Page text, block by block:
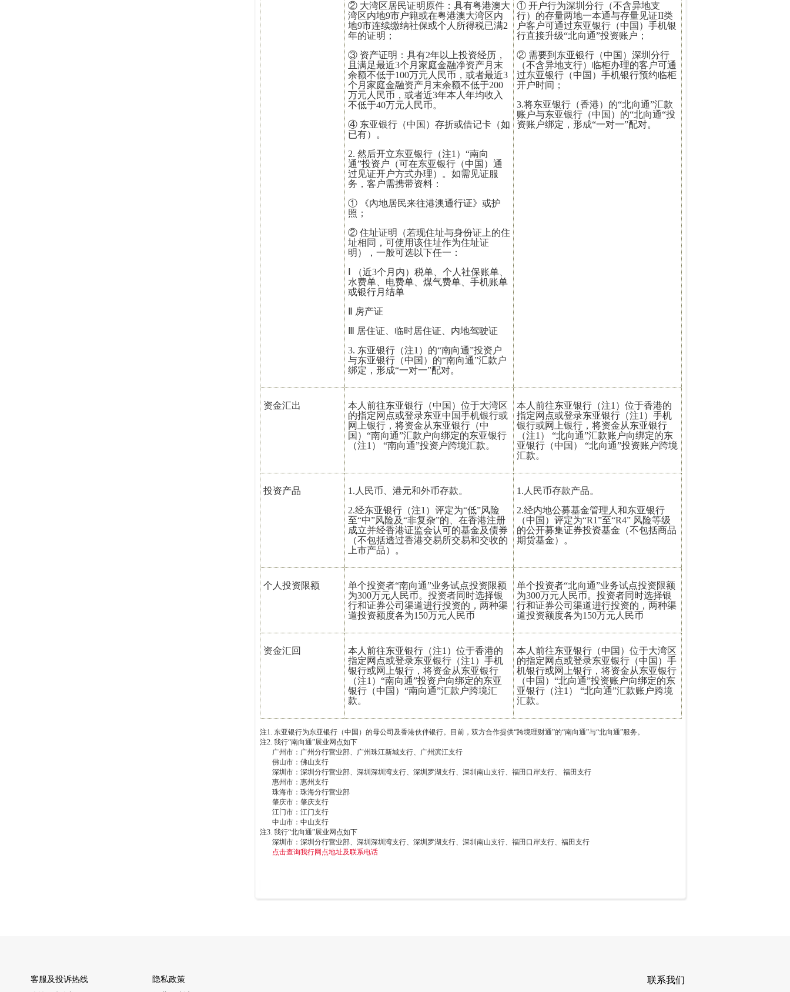
② 大湾区居民证明原件：具有粤港澳大
湾区内地9市户籍或在粤港澳大湾区内
地9市连续缴纳社保或个人所得税已满2
年的证明；
③ 资产证明：具有2年以上投资经历，
且满足最近3个月家庭金融净资产月末
余额不低于100万元人民币，或者最近3
个月家庭金融资产月末余额不低于200
万元人民币，或者近3年本人年均收入
不低于40万元人民币。
④ 东亚银行（中国）存折或借记卡（如
已有）。
2. 然后开立东亚银行（注1）“南向
通”投资户（可在东亚银行（中国）通
过见证开户方式办理）。如需见证服
务，客户需携带资料：
① 《內地居民来往港澳通行证》或护
照；
② 住址证明（若现住址与身份证上的住
址相同，可使用该住址作为住址证
明），一般可选以下任一：
Ⅰ （近3个月内）税单、个人社保账单、
水费单、电费单、煤气费单、手机账单
或银行月结单
Ⅱ 房产证
Ⅲ 居住证、临时居住证、内地驾驶证
3. 东亚银行（注1）的“南向通”投资户
与东亚银行（中国）的“南向通”汇款户
绑定，形成“一对一”配对。
① 开户行为深圳分行（不含异地支
行）的存量两地一本通与存量见证II类
户客户可通过东亚银行（中国）手机银
行直接升级“北向通”投资账户；
② 需要到东亚银行（中国）深圳分行
（不含异地支行）临柜办理的客户可通
过东亚银行（中国）手机银行预约临柜
开户时间；
3.将东亚银行（香港）的“北向通”汇款
账户与东亚银行（中国）的“北向通“投
资账户绑定，形成“一对一”配对。
资金汇出
本人前往东亚银行（中国）位于大湾区
的指定网点或登录东亚中国手机银行或
网上银行，将资金从东亚银行（中
国）“南向通”汇款户向绑定的东亚银行
（注1） “南向通”投资户跨境汇款。
本人前往东亚银行（注1）位于香港的
指定网点或登录东亚银行（注1）手机
银行或网上银行，将资金从东亚银行
（注1） “北向通”汇款账户向绑定的东
亚银行（中国） “北向通”投资账户跨境
汇款。
投资产品
1.人民币、港元和外币存款。
2.经东亚银行（注1）评定为“低”风险
至“中”风险及“非复杂”的、在香港注册
成立并经香港证监会认可的基金及债券
（不包括透过香港交易所交易和交收的
上市产品）。
1.人民币存款产品。
2.经内地公募基金管理人和东亚银行
（中国）评定为“R1”至“R4” 风险等级
的公开募集证券投资基金（不包括商品
期货基金）。
个人投资限额
单个投资者“南向通”业务试点投资限额
为300万元人民币。投资者同时选择银
行和证券公司渠道进行投资的，两种渠
道投资额度各为150万元人民币
单个投资者“北向通”业务试点投资限额
为300万元人民币。投资者同时选择银
行和证券公司渠道进行投资的，两种渠
道投资额度各为150万元人民币
资金汇回
本人前往东亚银行（注1）位于香港的
指定网点或登录东亚银行（注1）手机
银行或网上银行，将资金从东亚银行
（注1）“南向通”投资户向绑定的东亚
银行（中国）“南向通”汇款户跨境汇
款。
本人前往东亚银行（中国）位于大湾区
的指定网点或登录东亚银行（中国）手
机银行或网上银行，将资金从东亚银行
（中国）“北向通”投资账户向绑定的东
亚银行（注1） “北向通”汇款账户跨境
汇款。
注1. 东亚银行为东亚银行（中国）的母公司及香港伙伴银行。目前，双方合作提供“跨境理财通”的“南向通”与“北向通”服务。
注2. 我行“南向通”展业网点如下
广州市：广州分行营业部、广州珠江新城支行、广州滨江支行
佛山市：佛山支行
深圳市：深圳分行营业部、深圳深圳湾支行、深圳罗湖支行、深圳南山支行、福田口岸支行、 福田支行
惠州市：惠州支行
珠海市：珠海分行营业部
肇庆市：肇庆支行
江门市：江门支行
中山市：中山支行
注3. 我行“北向通”展业网点如下
深圳市：深圳分行营业部、深圳深圳湾支行、深圳罗湖支行、深圳南山支行、福田口岸支行、福田支行
点击查询我行网点地址及联系电话
客服及投诉热线
隐私政策
联系我们